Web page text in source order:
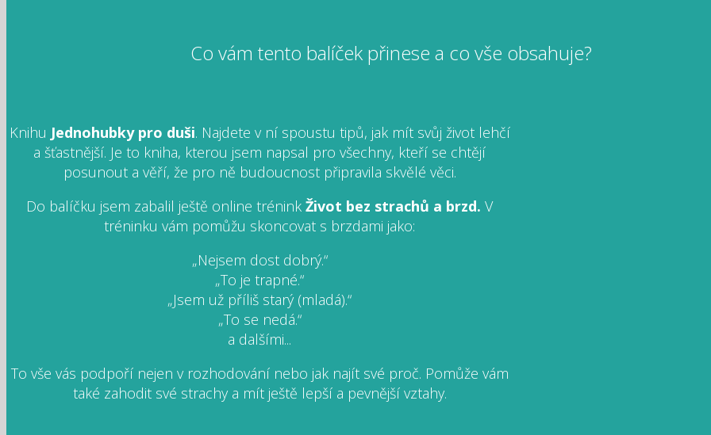
Co vám tento balíček přinese a co vše obsahuje?
Knihu Jednohubky pro duši. Najdete v ní spoustu tipů, jak mít svůj život lehčí
a šťastnější. Je to kniha, kterou jsem napsal pro všechny, kteří se chtějí
posunout a věří, že pro ně budoucnost připravila skvělé věci.
Do balíčku jsem zabalil ještě online trénink Život bez strachů a brzd. V
tréninku vám pomůžu skoncovat s brzdami jako:
„Nejsem dost dobrý.“
„To je trapné.“
„Jsem už příliš starý (mladá).“
„To se nedá.“
a dalšími...
To vše vás podpoří nejen v rozhodování nebo jak najít své proč. Pomůže vám
také zahodit své strachy a mít ještě lepší a pevnější vztahy.